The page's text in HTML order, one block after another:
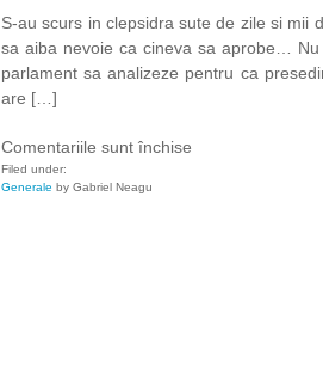
S-au scurs in clepsidra sute de zile si mii
sa aiba nevoie ca cineva sa aprobe…
parlament sa analizeze pentru ca
are […]
Comentariile sunt închise
Filed under:
Generale by Gabriel Neagu